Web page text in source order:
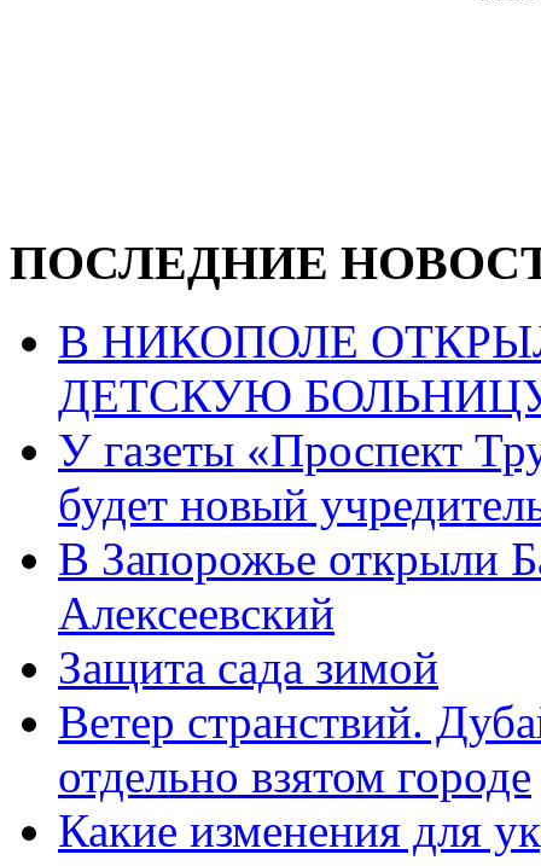
ПОСЛЕДНИЕ
В НИКОПОЛЕ
ДЕТСКУЮ
У газеты «Проспект
будет новый
В Запорожье открыли
Алексеевский
Защита сада зимой
Ветер странствий.
отдельно взятом городе
Какие изменения для